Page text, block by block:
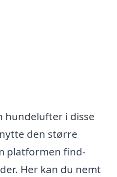
hundelufter i disse
den større
platformen find-
Her kan du nemt